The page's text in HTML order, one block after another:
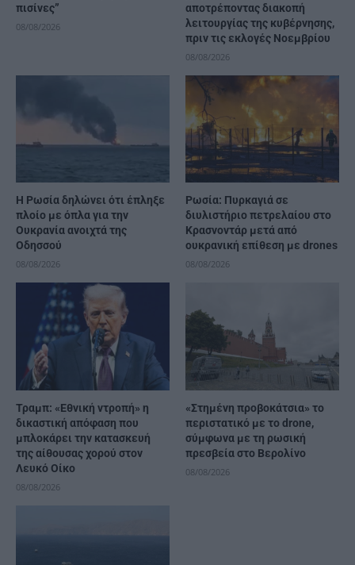
πισίνες”
08/08/2026
αποτρέποντας διακοπή
λειτουργίας της κυβέρνησης,
πριν τις εκλογές Νοεμβρίου
08/08/2026
Η Ρωσία δηλώνει ότι έπληξε
πλοίο με όπλα για την
Ουκρανία ανοιχτά της
Οδησσού
08/08/2026
Ρωσία: Πυρκαγιά σε
διυλιστήριο πετρελαίου στο
Κρασνοντάρ μετά από
ουκρανική επίθεση με drones
08/08/2026
Τραμπ: «Εθνική ντροπή» η
δικαστική απόφαση που
μπλοκάρει την κατασκευή
της αίθουσας χορού στον
Λευκό Οίκο
08/08/2026
«Στημένη προβοκάτσια» το
περιστατικό με το drone,
σύμφωνα με τη ρωσική
πρεσβεία στο Βερολίνο
08/08/2026